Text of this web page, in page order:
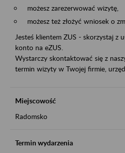
możesz zarezerwować wizytę,
możesz też złożyć wniosek o
Jesteś klientem ZUS - skorzystaj z
konto na eZUS.
Wystarczy skontaktować się z
termin wizyty w Twojej firmie,
Miejscowość
Radomsko
Termin wydarzenia